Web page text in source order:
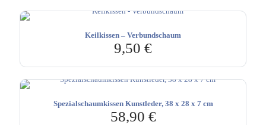
Keilkissen – Verbundschaum
9,50 €
Spezialschaumkissen Kunstleder, 38 x 28 x 7 cm
58,90 €